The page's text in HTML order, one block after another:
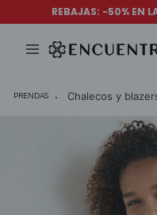
PRENDAS Chalecos y